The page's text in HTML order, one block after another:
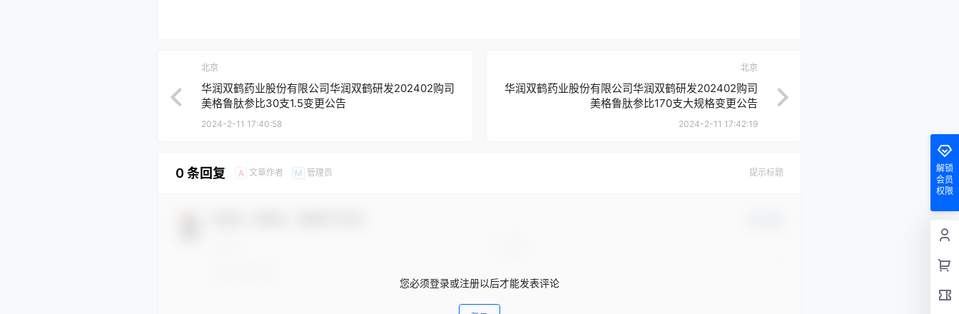
北京
华润双鹤药业股份有限公司华润双鹤研发202402购司
美格鲁肽参比30支1.5变更公告
2024-2-11 17:40:58
北京
华润双鹤药业股份有限公司华润双鹤研发202402购司
美格鲁肽参比170支大规格变更公告
2024-2-11 17:42:19
0 条回复 A 文章作者 M 管理员 提示标题
您必须登录或注册以后才能发表评论
解锁
会员
权限